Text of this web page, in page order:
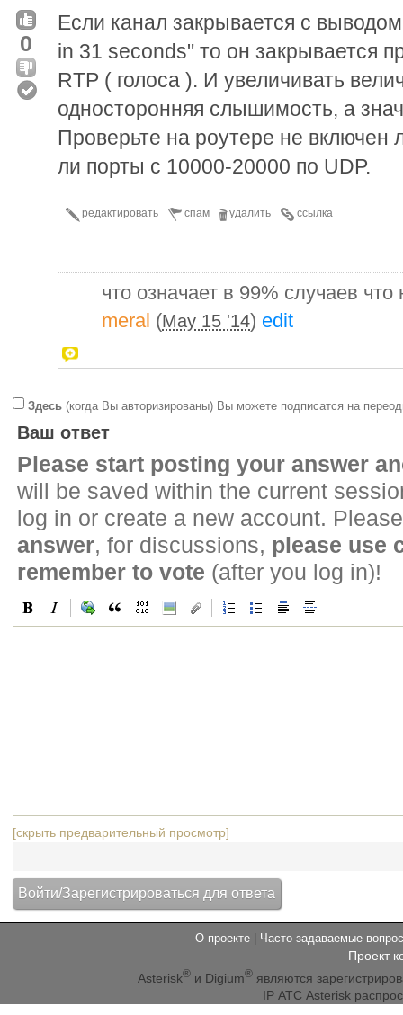
0
Если канал закрывается с
in 31 seconds" то он закрывается
RTP ( голоса ). И увеличивать
односторонняя слышимость, а
Проверьте на роутере не
ли порты с 10000-20000 по UDP.
ссылка
удалить
спам
редактировать
что означает в 99% случаев что
meral (May 15 '14) edit
Здесь (когда Вы авторизированы) Вы можете подписатся на
Ваш ответ
Please start posting your answer
will be saved within the current
log in or create a new account.
answer, for discussions, please use
remember to vote (after you log in)!
[скрыть предварительный просмотр]
О проекте Часто задаваемые
Проект
Asterisk® и Digium® являются
IP АТС Asterisk